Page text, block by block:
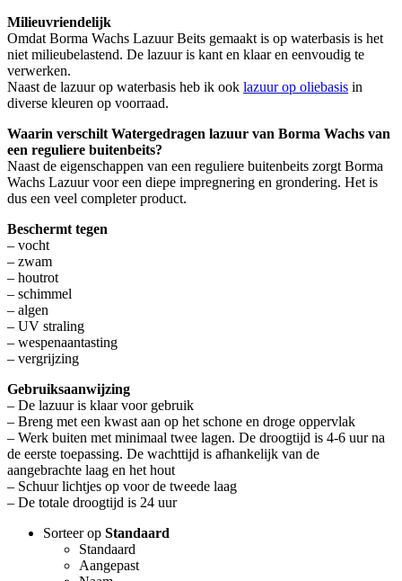
Milieuvriendelijk
Omdat Borma Wachs Lazuur Beits gemaakt is op waterbasis is het
niet milieubelastend. De lazuur is kant en klaar en eenvoudig te
verwerken.
Naast de lazuur op waterbasis heb ik ook lazuur op oliebasis in
diverse kleuren op voorraad.
Waarin verschilt Watergedragen lazuur van Borma Wachs van
een reguliere buitenbeits?
Naast de eigenschappen van een reguliere buitenbeits zorgt Borma
Wachs Lazuur voor een diepe impregnering en grondering. Het is
dus een veel completer product.
Beschermt tegen
– vocht
– zwam
– houtrot
– schimmel
– algen
– UV straling
– wespenaantasting
– vergrijzing
Gebruiksaanwijzing
– De lazuur is klaar voor gebruik
– Breng met een kwast aan op het schone en droge oppervlak
– Werk buiten met minimaal twee lagen. De droogtijd is 4-6 uur na
de eerste toepassing. De wachttijd is afhankelijk van de
aangebrachte laag en het hout
– Schuur lichtjes op voor de tweede laag
– De totale droogtijd is 24 uur
Sorteer op Standaard
Standaard
Aangepast